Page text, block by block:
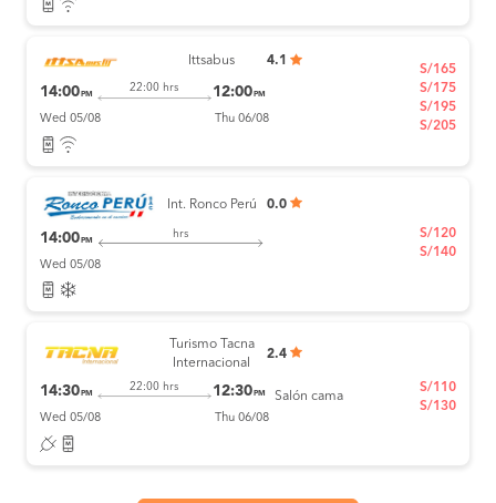
Ittsabus 4.1
14:00 PM
22:00 hrs 12:00 PM
Wed 05/08 Thu 06/08
S/165
S/175
S/195
S/205
Int. Ronco Perú 0.0
14:00 PM
hrs
Wed 05/08
S/120
S/140
Turismo Tacna
Internacional
2.4
14:30 PM
22:00 hrs 12:30 PM
Wed 05/08 Thu 06/08
Salón cama
S/110
S/130